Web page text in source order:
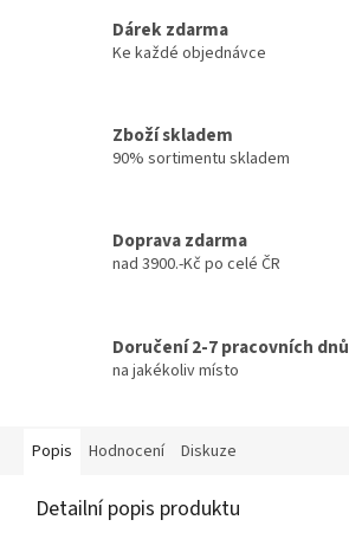
Dárek zdarma
Ke každé objednávce
Zboží skladem
90% sortimentu skladem
Doprava zdarma
nad 3900.-Kč po celé ČR
Doručení 2-7 pracovních dnů
na jakékoliv místo
Popis Hodnocení Diskuze
Detailní popis produktu